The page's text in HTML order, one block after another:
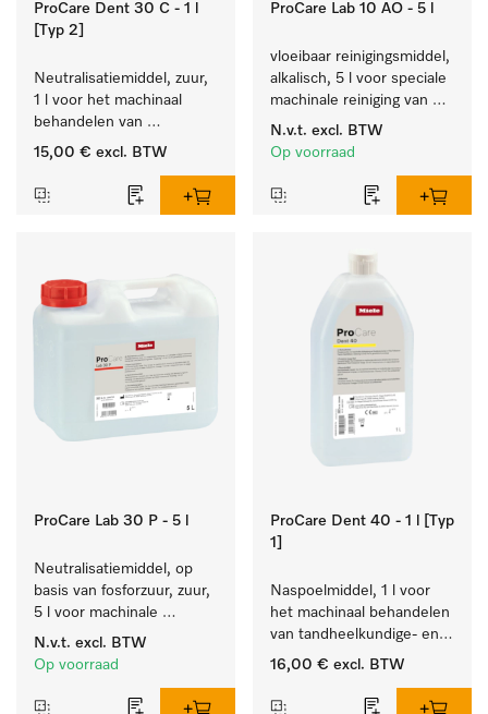
ProCare Dent 30 C - 1 l
[Typ 2]
Neutralisatiemiddel, zuur,
1 l voor het machinaal
behandelen van
tandheelkundige- en
15,00 € excl. BTW
ProCare Lab 10 AO - 5 l
vloeibaar reinigingsmiddel,
alkalisch, 5 l voor speciale
machinale reiniging van
laboratoriumglaswerk en -
gerei.
N.v.t. excl. BTW
Op voorraad
ProCare Lab 30 P - 5 l
Neutralisatiemiddel, op
basis van fosforzuur, zuur,
5 l voor machinale
reiniging van
laboratoriumglaswerk en -
N.v.t. excl. BTW
Op voorraad
ProCare Dent 40 - 1 l [Typ
1]
Naspoelmiddel, 1 l voor
het machinaal behandelen
van tandheelkundige- en
transmissie-instrumenten.
16,00 € excl. BTW